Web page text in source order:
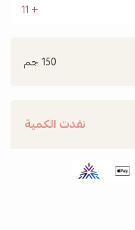
11
150 جم
نفدت الكمية